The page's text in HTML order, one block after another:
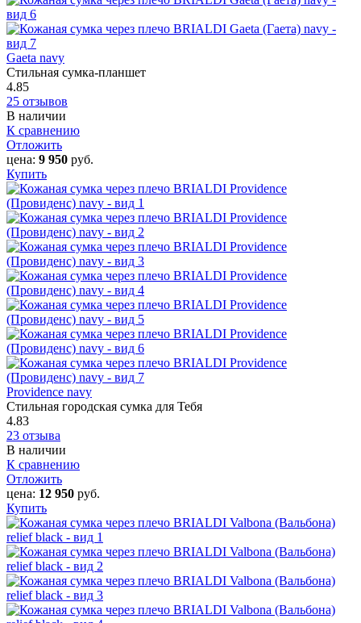
Gaeta navy
Стильная сумка-планшет
4.85
25 отзывов
В наличии
К сравнению
Отложить
цена: 9 950 руб.
Купить
Providence‎ navy
Стильная городская сумка для Тебя
4.83
23 отзыва
В наличии
К сравнению
Отложить
цена: 12 950 руб.
Купить